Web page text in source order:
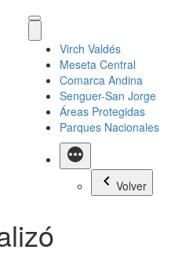
Virch Valdés
Meseta Central
Comarca Andina
Senguer-San Jorge
Áreas Protegidas
Parques Nacionales
Más
Volver